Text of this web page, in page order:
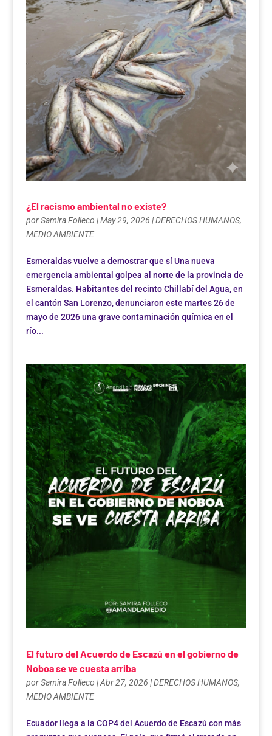
¿El racismo ambiental no existe?
porSamira Folleco |May 29, 2026 |DERECHOS HUMANOS,
MEDIO AMBIENTE
Esmeraldas vuelve a demostrar que sí Una nueva
emergencia ambiental golpea al norte de la provincia de
Esmeraldas. Habitantes del recinto Chillabí del Agua, en
el cantón San Lorenzo, denunciaron este martes 26 de
mayo de 2026 una grave contaminación química en el
río...
El futuro del Acuerdo de Escazú en el gobierno de
Noboa se ve cuesta arriba
porSamira Folleco |Abr 27, 2026 |DERECHOS HUMANOS,
MEDIO AMBIENTE
Ecuador llega a la COP4 del Acuerdo de Escazú con más